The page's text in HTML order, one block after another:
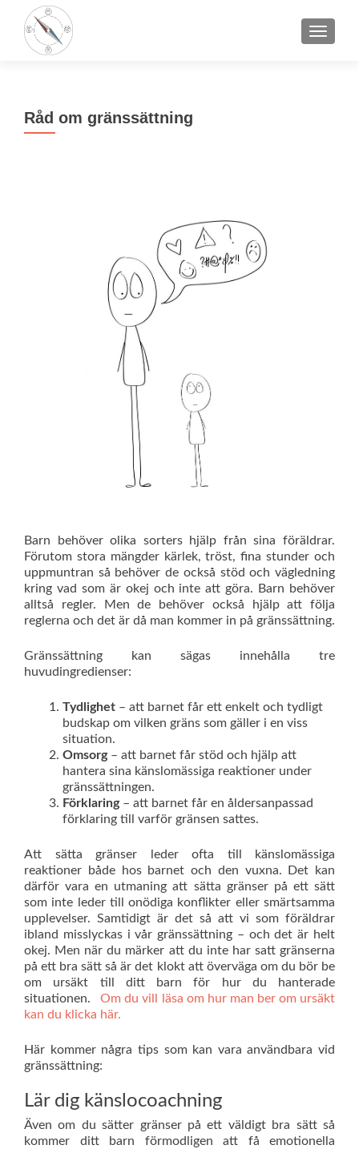
VÄXLA
Råd om gränssättning
Barn behöver olika sorters hjälp från sina föräldrar.
Förutom stora mängder kärlek, tröst, fina stunder och
uppmuntran så behöver de också stöd och vägledning
kring vad som är okej och inte att göra. Barn behöver
alltså regler. Men de behöver också hjälp att följa
reglerna och det är då man kommer in på gränssättning.
Gränssättning kan sägas innehålla tre
huvudingredienser:
Tydlighet – att barnet får ett enkelt och tydligt
budskap om vilken gräns som gäller i en viss
situation.
Omsorg – att barnet får stöd och hjälp att
hantera sina känslomässiga reaktioner under
gränssättningen.
Förklaring– att barnet får en åldersanpassad
förklaring till varför gränsen sattes.
Att sätta gränser leder ofta till känslomässiga
reaktioner både hos barnet och den vuxna. Det kan
därför vara en utmaning att sätta gränser på ett sätt
som inte leder till onödiga konflikter eller smärtsamma
upplevelser. Samtidigt är det så att vi som föräldrar
ibland misslyckas i vår gränssättning – och det är helt
okej. Men när du märker att du inte har satt gränserna
på ett bra sätt så är det klokt att överväga om du bör be
om ursäkt till ditt barn för hur du hanterade
situationen.
Om du vill läsa om hur man ber om ursäkt
kan du klicka här.
Här kommer några tips som kan vara användbara vid
gränssättning:
Lär dig känslocoachning
Även om du sätter gränser på ett väldigt bra sätt så
kommer ditt barn förmodligen att få emotionella